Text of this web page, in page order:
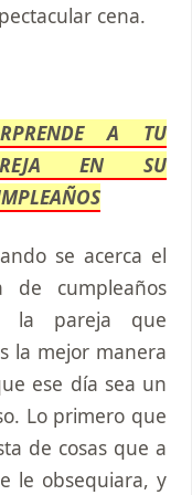
cena.
A TU
EN SU
se acerca el
de cumpleaños
la pareja que
la mejor manera
ese día sea un
Lo primero que
de cosas que a
le obsequiara, y